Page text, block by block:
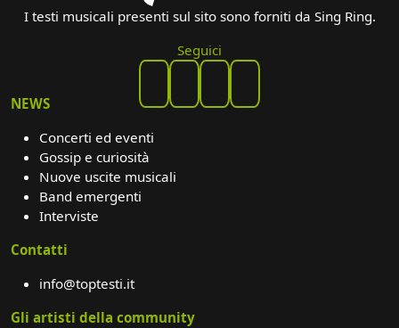
I testi musicali presenti sul sito sono forniti da Sing Ring.
Seguici
NEWS
Concerti ed eventi
Gossip e curiosità
Nuove uscite musicali
Band emergenti
Interviste
Contatti
info@toptesti.it
Gli artisti della community